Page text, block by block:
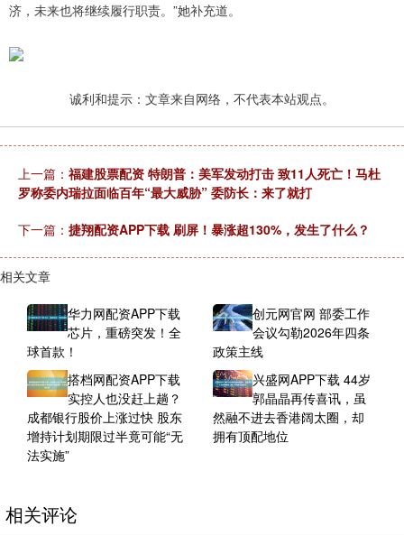
济，未来也将继续履行职责。”她补充道。
诚利和提示：文章来自网络，不代表本站观点。
上一篇： 福建股票配资 特朗普：美军发动打击 致11人死亡！马杜
罗称委内瑞拉面临百年“最大威胁” 委防长：来了就打
下一篇： 捷翔配资APP下载 刷屏！暴涨超130%，发生了什么？
相关文章
华力网配资APP下载
芯片，重磅突发！全
球首款！
创元网官网 部委工作
会议勾勒2026年四条
政策主线
搭档网配资APP下载
实控人也没赶上趟？
成都银行股价上涨过快 股东
增持计划期限过半竟可能“无
法实施”
兴盛网APP下载 44岁
郭晶晶再传喜讯，虽
然融不进去香港阔太圈，却
拥有顶配地位
相关评论